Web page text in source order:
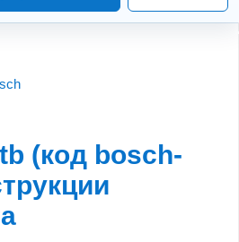
(код bosch-